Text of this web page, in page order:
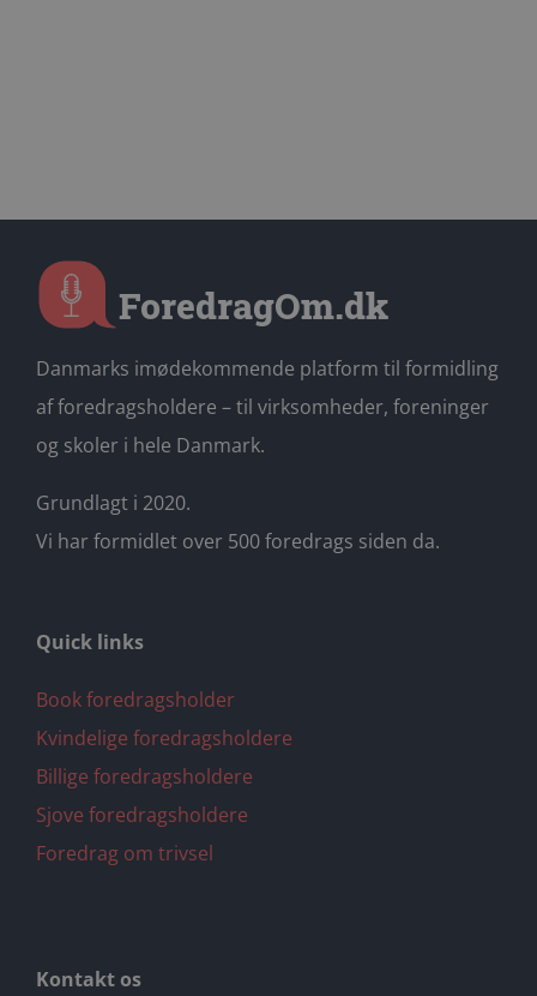
Danmarks imødekommende platform til formidling
af foredragsholdere – til virksomheder, foreninger
og skoler i hele Danmark.
Grundlagt i 2020.
Vi har formidlet over 500 foredrags siden da.
Quick links
Book foredragsholder
Kvindelige foredragsholdere
Billige foredragsholdere
Sjove foredragsholdere
Foredrag om trivsel
Kontakt os